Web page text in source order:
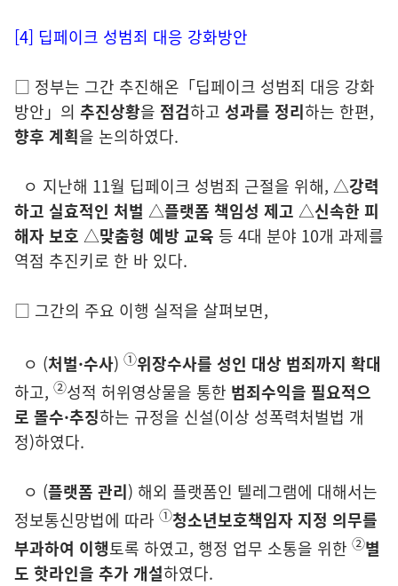
[4] 딥페이크 성범죄 대응 강화방안
□ 정부는 그간 추진해온 「딥페이크 성범죄 대응 강화
방안」의 추진상황을 점검하고 성과를 정리하는 한편,
향후 계획을 논의하였다.
ㅇ 지난해 11월 딥페이크 성범죄 근절을 위해, △강력
하고 실효적인 처벌 △플랫폼 책임성 제고 △신속한 피
해자 보호 △맞춤형 예방 교육 등 4대 분야 10개 과제를
역점 추진키로 한 바 있다.
□ 그간의 주요 이행 실적을 살펴보면,
ㅇ (처벌·수사) ①위장수사를 성인 대상 범죄까지 확대
하고, ②성적 허위영상물을 통한 범죄수익을 필요적으
로 몰수·추징하는 규정을 신설(이상 성폭력처벌법 개
정)하였다.
ㅇ (플랫폼 관리) 해외 플랫폼인 텔레그램에 대해서는
정보통신망법에 따라 ①청소년보호책임자 지정 의무를
부과하여 이행토록 하였고, 행정 업무 소통을 위한 ②별
도 핫라인을 추가 개설하였다.